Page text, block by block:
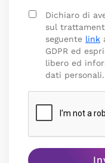
Dichiaro di
sul
seguente link
GDPR ed
libero ed
dati personali.